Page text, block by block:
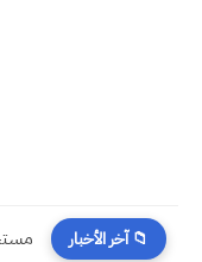
📁 آخر الأخبار